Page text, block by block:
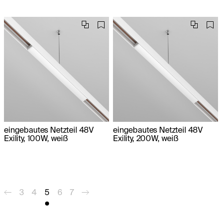
eingebautes Netzteil 48V
Exility, 100W, weiß
eingebautes Netzteil 48V
Exility, 200W, weiß
3 4 5 6 7